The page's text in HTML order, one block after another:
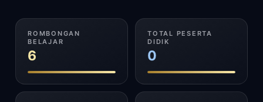
ROMBONGAN
BELAJAR
6
TOTAL PESERTA
DIDIK
0